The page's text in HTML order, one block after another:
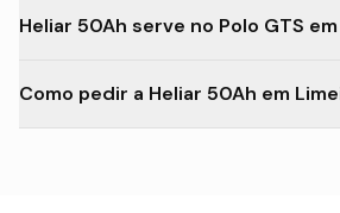
Heliar 50Ah serve no Polo GTS
Como pedir a Heliar 50Ah em